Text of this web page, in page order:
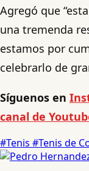
Agregó que
una tremenda
estamos por
celebrarlo de
Síguenos en
canal de
#Tenis #Tenis de